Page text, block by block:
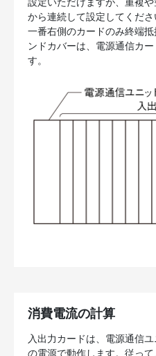
から連続して設定してくださ
一番右側のカードのみ終端
ンドカバーは、電源通信カ
す。
消費電流の計算
入出力カードは、電源通信
の電源で動作します。従っ